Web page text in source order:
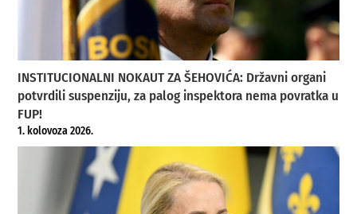
INSTITUCIONALNI NOKAUT ZA ŠEHOVIĆA: Državni organi
potvrdili suspenziju, za palog inspektora nema povratka u
FUP!
1. kolovoza 2026.